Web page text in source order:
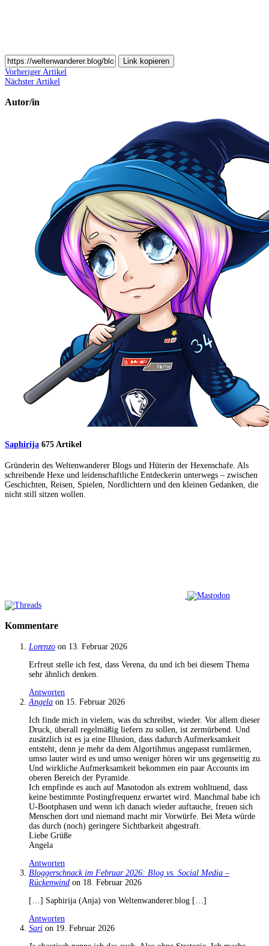
Link kopieren
Vorheriger Artikel
Nächster Artikel
Autor/in
Saphirija 675 Artikel
Gründerin des Weltenwanderer Blogs und Hüterin der Hexenschafe. Als
schreibende Hexe und leidenschaftliche Entdeckerin unterwegs – zwischen
Geschichten, Reisen, Spielen, Nordlichtern und den kleinen Gedanken, die
nicht still sitzen wollen.
Kommentare
Lorenzo on 13. Februar 2026
Erfreut stelle ich fest, dass Verena, du und ich bei diesem Thema
sehr ähnlich denken.
Antworten
Angela on 15. Februar 2026
Ich finde mich in vielem, was du schreibst, wieder. Vor allem dieser
Druck, überall regelmäßig liefern zu sollen, ist zermürbend. Und
zusätzlich ist es ja eine Illusion, dass dadurch Aufmerksamkeit
entsteht, denn je mehr da dem Algortihmus angepasst rumlärmen,
umso lauter wird es und umso weniger hören wir uns gegenseitig zu.
Und wirkliche Aufmerksamkeit bekommen ein paar Accounts im
oberen Bereich der Pyramide.
Ich empfinde es auch auf Masotodon als extrem wohltuend, dass
keine bestimmte Postingfrequenz erwartet wird. Manchmal habe ich
U-Bootphasen und wenn ich danach wieder auftauche, freuen sich
Menschen dort und niemand macht mir Vorwürfe. Bei Meta würde
das durch (noch) geringere Sichtbarkeit abgestraft.
Liebe Grüße
Angela
Antworten
Bloggerschnack im Februar 2026: Blog vs. Social Media –
Rückenwind on 18. Februar 2026
[…] Saphirija (Anja) von Weltenwanderer.blog […]
Antworten
Sari on 19. Februar 2026